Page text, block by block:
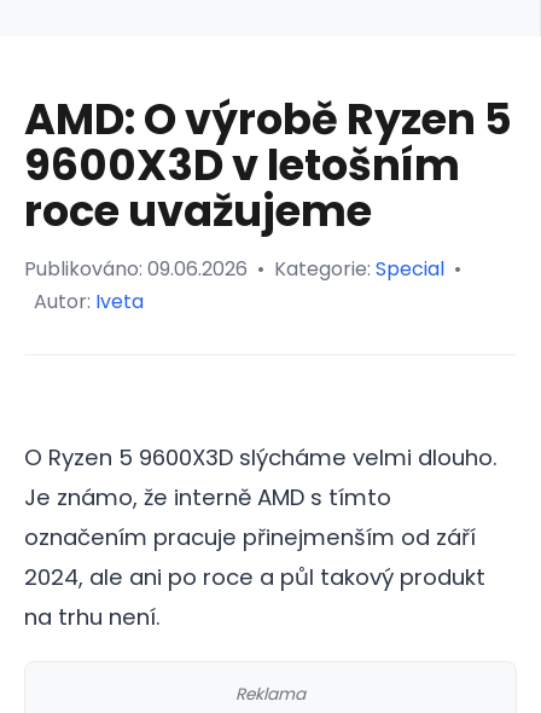
AMD: O výrobě Ryzen 5
9600X3D v letošním
roce uvažujeme
Publikováno: 09.06.2026 • Kategorie: Special •
Autor: Iveta
O Ryzen 5 9600X3D slýcháme velmi dlouho.
Je známo, že interně AMD s tímto
označením pracuje přinejmenším od září
2024, ale ani po roce a půl takový produkt
na trhu není.
Reklama